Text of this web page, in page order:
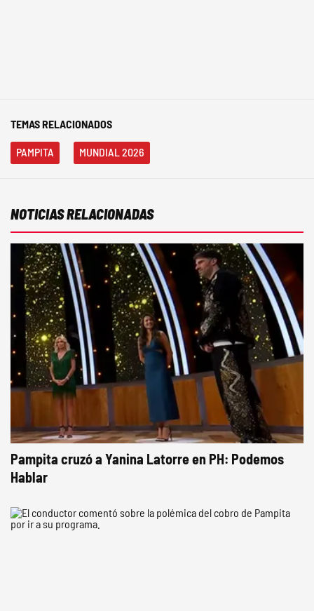
TEMAS RELACIONADOS
PAMPITA MUNDIAL 2026
NOTICIAS RELACIONADAS
Pampita cruzó a Yanina Latorre en PH: Podemos
Hablar